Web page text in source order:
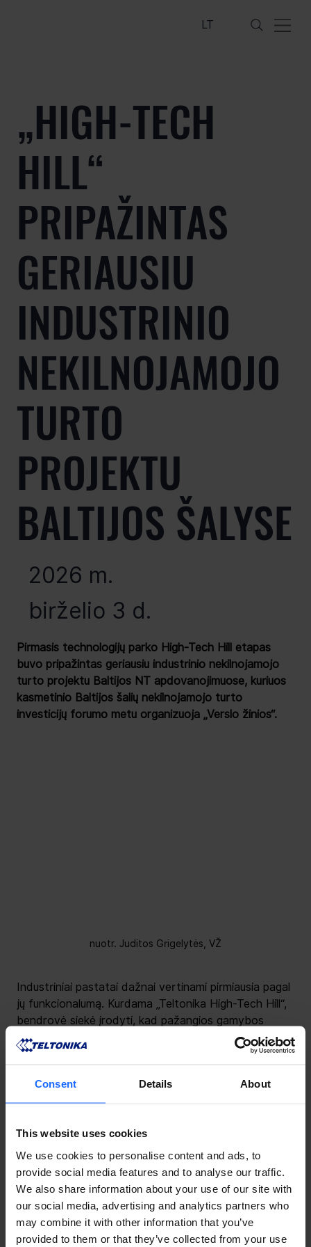
Consent Details About
This website uses cookies
We use cookies to personalise content and ads, to
provide social media features and to analyse our traffic.
We also share information about your use of our site with
our social media, advertising and analytics partners who
may combine it with other information that you’ve
provided to them or that they’ve collected from your use
LT
„HIGH-TECH
HILL“
PRIPAŽINTAS
GERIAUSIU
INDUSTRINIO
NEKILNOJAMOJO
TURTO
PROJEKTU
BALTIJOS ŠALYSE
2026 m.
birželio 3 d.
Pirmasis technologijų parko High-Tech Hill etapas
buvo pripažintas geriausiu industrinio nekilnojamojo
turto projektu Baltijos NT apdovanojimuose, kuriuos
kasmetinio Baltijos šalių nekilnojamojo turto
investicijų forumo metu organizuoja „Verslo žinios“.
nuotr. Juditos Grigelytės, VŽ
Industriniai pastatai dažnai vertinami pirmiausia pagal
jų funkcionalumą. Kurdama „Teltonika High-Tech Hill“,
bendrovė siekė įrodyti, kad pažangios gamybos
paskirties pastatai gali tapti ne tik technologinio
efektyvumo, bet ir architektūros, tvarumo bei